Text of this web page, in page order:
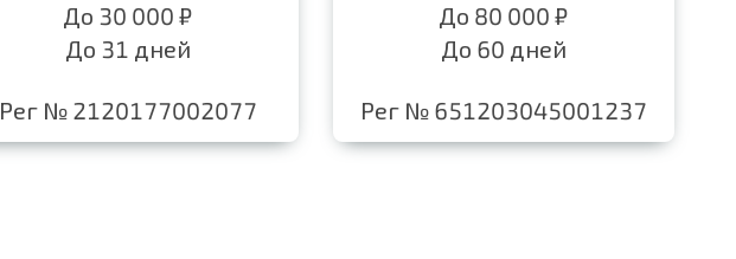
До 30 000 ₽
До 31 дней
Рег № 2120177002077
До 80 000 ₽
До 60 дней
Рег № 651203045001237